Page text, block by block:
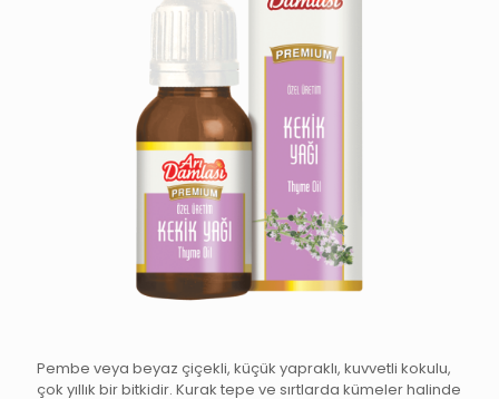
Pembe veya beyaz çiçekli, küçük yapraklı, kuvvetli kokulu,
çok yıllık bir bitkidir. Kurak tepe ve sırtlarda kümeler halinde